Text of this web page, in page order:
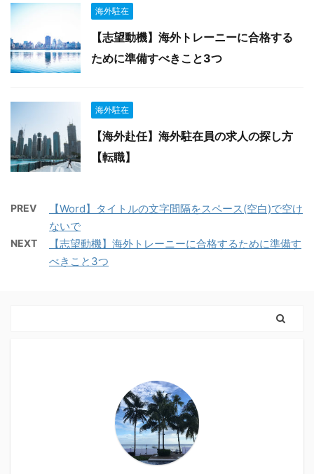
海外駐在
【志望動機】海外トレーニーに合格する
ために準備すべきこと3つ
海外駐在
【海外赴任】海外駐在員の求人の探し方
【転職】
PREV
【Word】タイトルの文字間隔をスペース(空白)で空け
ないで
NEXT
【志望動機】海外トレーニーに合格するために準備す
べきこと3つ